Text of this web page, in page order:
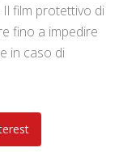
film protettivo di
fino a impedire
in caso di